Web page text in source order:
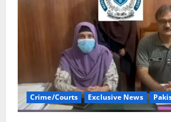
Crime/Courts Exclusive News